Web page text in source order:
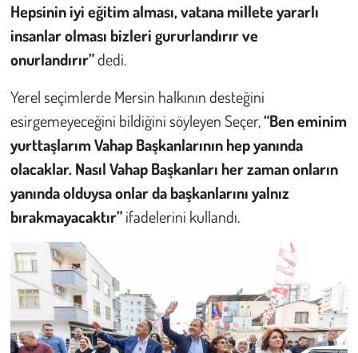
Hepsinin iyi eğitim alması, vatana millete yararlı
insanlar olması bizleri gururlandırır ve
onurlandırır”dedi.
Yerel seçimlerde Mersin halkının desteğini
esirgemeyeceğini bildiğini söyleyen Seçer,“Ben eminim
yurttaşlarım Vahap Başkanlarının hep yanında
olacaklar. Nasıl Vahap Başkanları her zaman onların
yanında olduysa onlar da başkanlarını yalnız
bırakmayacaktır”ifadelerini kullandı.